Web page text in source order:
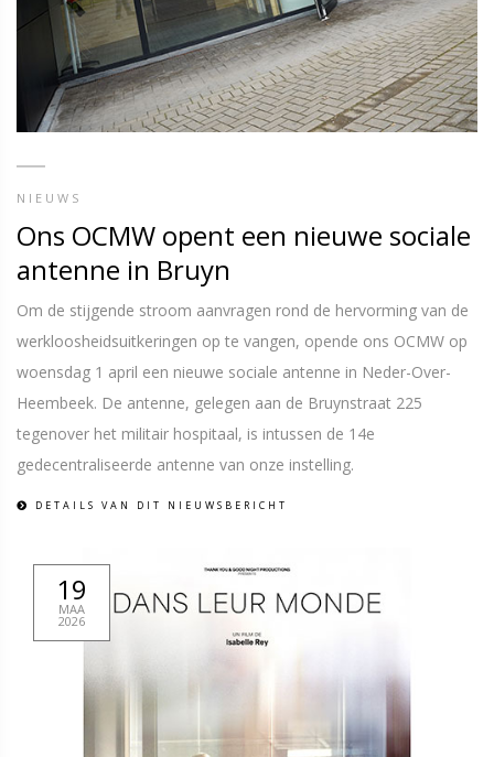
NIEUWS
Ons OCMW opent een nieuwe sociale
antenne in Bruyn
Om de stijgende stroom aanvragen rond de hervorming van de
werkloosheidsuitkeringen op te vangen, opende ons OCMW op
woensdag 1 april een nieuwe sociale antenne in Neder-Over-
Heembeek. De antenne, gelegen aan de Bruynstraat 225
tegenover het militair hospitaal, is intussen de 14e
gedecentraliseerde antenne van onze instelling.
DETAILS VAN DIT NIEUWSBERICHT
19
MAA
2026